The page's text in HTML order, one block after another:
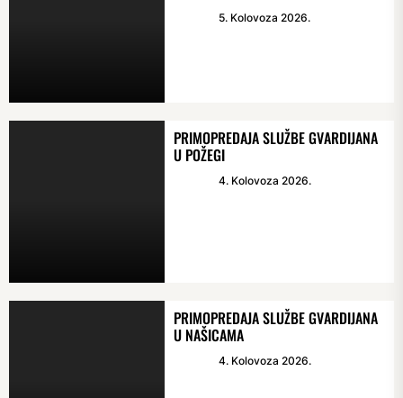
5. Kolovoza 2026.
PRIMOPREDAJA SLUŽBE GVARDIJANA
U POŽEGI
4. Kolovoza 2026.
PRIMOPREDAJA SLUŽBE GVARDIJANA
U NAŠICAMA
4. Kolovoza 2026.